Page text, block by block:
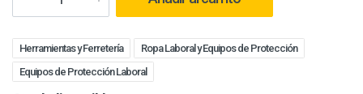
Herramientas y Ferretería
Ropa Laboral y Equipos de Protección
Equipos de Protección Laboral